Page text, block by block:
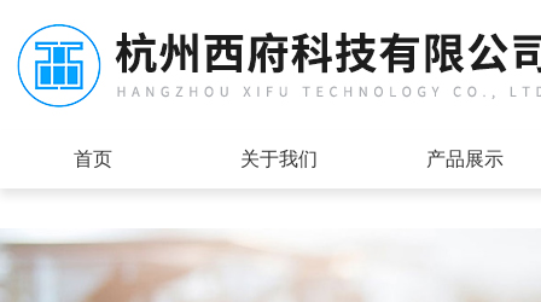
首页 关于我们 产品展示